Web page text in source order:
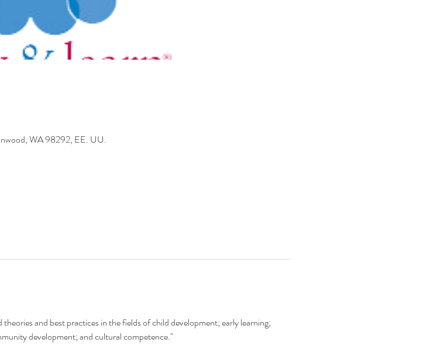
WA 98292, EE. UU.
and best practices in the fields of child development; early learning;
development; and cultural competence."